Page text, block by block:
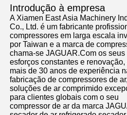
Deixe um
Ligaremos para
Introdução à empresa
A Xiamen East Asia Machinery
Co., Ltd. é um fabricante
compressores em larga escala
por Taiwan e a marca de
chama-se JAGUAR.Com os seus
esforços constantes e renovação,
mais de 30 anos de experiência
fabricação de compressores de
soluções de ar comprimido
para clientes globais com o seu
compressor de ar da marca